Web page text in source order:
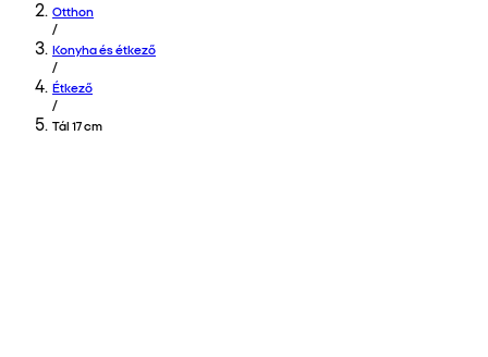
Otthon
/
Konyha és étkező
/
Étkező
/
Tál 17 cm